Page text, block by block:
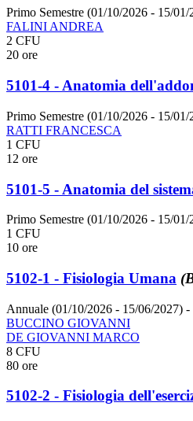
Primo Semestre (01/10/2026 - 15/01/
FALINI ANDREA
2 CFU
20 ore
5101-4 - Anatomia
Primo Semestre (01/10/2026 - 15/01/
RATTI FRANCESCA
1 CFU
12 ore
5101-5 - Anatomia del
Primo Semestre (01/10/2026 - 15/01/
1 CFU
10 ore
5102-1 - Fisiologia Umana
Annuale (01/10/2026 - 15/06/2027) -
BUCCINO GIOVANNI
DE GIOVANNI MARCO
8 CFU
80 ore
5102-2 - Fisiologia